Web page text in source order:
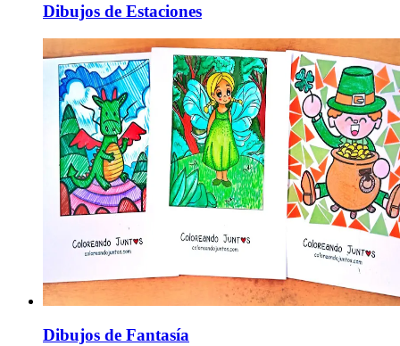
Dibujos de Estaciones
Dibujos de Fantasía